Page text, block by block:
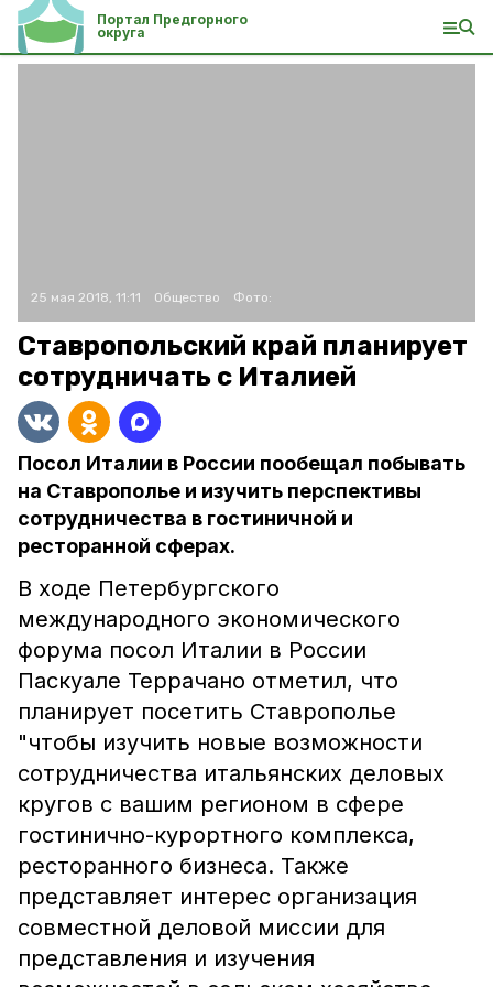
Портал Предгорного
округа
25 мая 2018, 11:11 Общество Фото:
Ставропольский край планирует
сотрудничать с Италией
Посол Италии в России пообещал побывать
на Ставрополье и изучить перспективы
сотрудничества в гостиничной и
ресторанной сферах.
В ходе Петербургского
международного экономического
форума посол Италии в России
Паскуале Террачано отметил, что
планирует посетить Ставрополье
"чтобы изучить новые возможности
сотрудничества итальянских деловых
кругов с вашим регионом в сфере
гостинично-курортного комплекса,
ресторанного бизнеса. Также
представляет интерес организация
совместной деловой миссии для
представления и изучения